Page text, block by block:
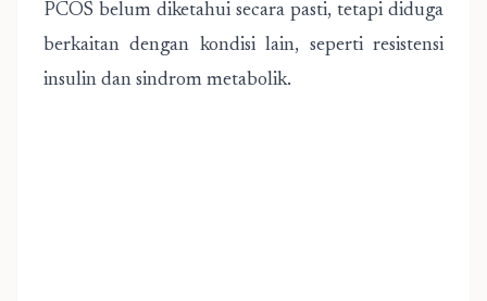
PCOS belum diketahui secara pasti, tetapi diduga
berkaitan dengan kondisi lain, seperti resistensi
insulin dan sindrom metabolik.